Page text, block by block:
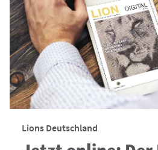
Lions Deutschland